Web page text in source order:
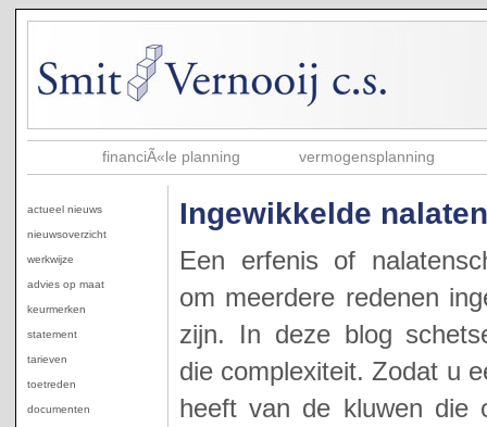
financiÃ«le planning vermogensplanning
actueel nieuws
nieuwsoverzicht
werkwijze
advies op maat
keurmerken
statement
tarieven
toetreden
documenten
Ingewikkelde
Een erfenis of
om meerdere redenen
zijn. In deze blog
die complexiteit. Zodat u
heeft van de kluwen die